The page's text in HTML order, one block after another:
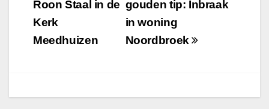
gouden tip: Inbraak
in woning
Noordbroek
Roon Staal in de
Kerk
Meedhuizen